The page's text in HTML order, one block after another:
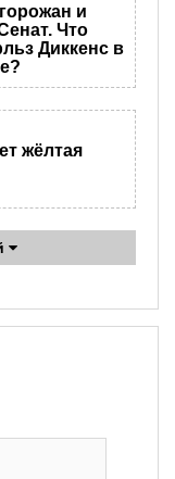
и
Что
Диккенс в
жёлтая